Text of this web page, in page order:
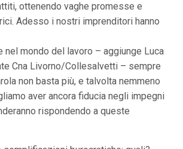
ottenendo vaghe promesse e
Adesso i nostri imprenditori hanno
nel mondo del lavoro – aggiunge Luca
Cna Livorno/Collesalvetti – sempre
non basta più, e talvolta nemmeno
aver ancora fiducia negli impegni
rispondendo a queste